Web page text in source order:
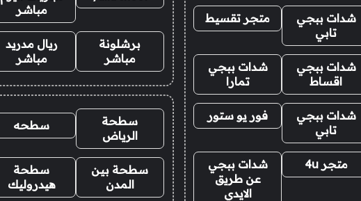
شدات ببجي
تابي
متجر تقسيط
شدات ببجي
اقساط
شدات ببجي
تمارا
شدات ببجي
تابي
فور يو ستور
متجر 4u
شدات ببجي
عن طريق
الايدي
مباشر
برشلونة
مباشر
ريال مدريد
مباشر
سطحة
الرياض
سطحه
سطحة بين
المدن
سطحة
هيدروليك